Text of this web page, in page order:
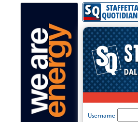
SQ STAFFETTA
'Modulo
Username